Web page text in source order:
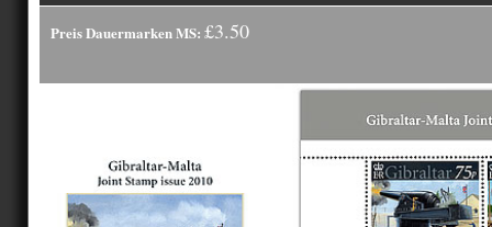
Preis Dauermarken MS: £3.50